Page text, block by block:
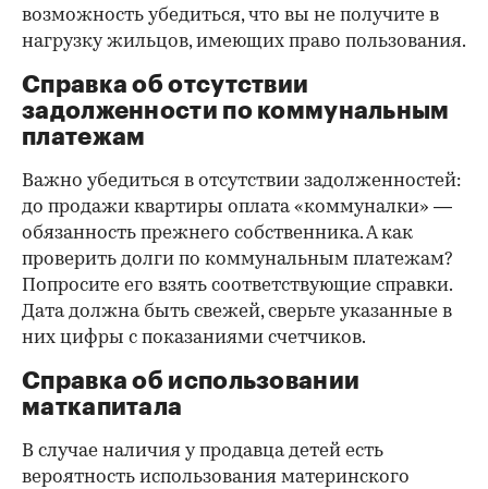
возможность убедиться, что вы не получите в
нагрузку жильцов, имеющих право пользования.
Справка об отсутствии
задолженности по коммунальным
платежам
Важно убедиться в отсутствии задолженностей:
до продажи квартиры оплата «коммуналки» —
обязанность прежнего собственника. А как
проверить долги по коммунальным платежам?
Попросите его взять соответствующие справки.
Дата должна быть свежей, сверьте указанные в
них цифры с показаниями счетчиков.
Справка об использовании
маткапитала
В случае наличия у продавца детей есть
вероятность использования материнского